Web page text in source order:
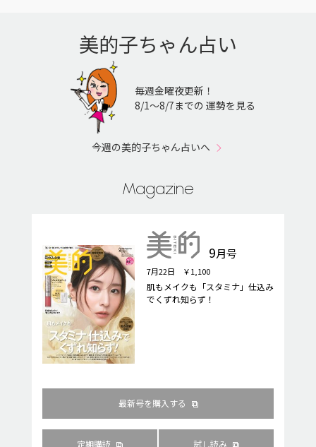
美的子ちゃん占い
毎週金曜夜更新！
8/1〜8/7までの 運勢を見る
今週の美的子ちゃん占いへ
Magazine
9月号
7月22日 ￥1,100
肌もメイクも「スタミナ」仕込み
でくずれ知らず！
最新号を購入する
定期購読 試し読み